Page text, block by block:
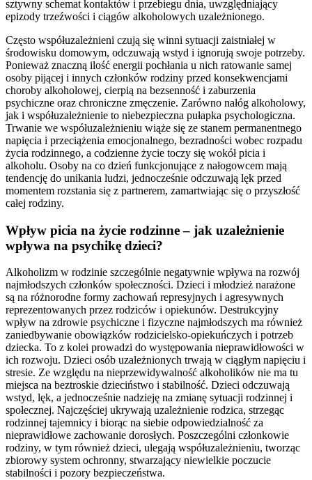
sztywny schemat kontaktów i przebiegu dnia, uwzględniający
epizody trzeźwości i ciągów alkoholowych uzależnionego.
Często współuzależnieni czują się winni sytuacji zaistniałej w
środowisku domowym, odczuwają wstyd i ignorują swoje potrzeby.
Ponieważ znaczną ilość energii pochłania u nich ratowanie samej
osoby pijącej i innych członków rodziny przed konsekwencjami
choroby alkoholowej, cierpią na bezsenność i zaburzenia
psychiczne oraz chroniczne zmęczenie. Zarówno nałóg alkoholowy,
jak i współuzależnienie to niebezpieczna pułapka psychologiczna.
Trwanie we współuzależnieniu wiąże się ze stanem permanentnego
napięcia i przeciążenia emocjonalnego, bezradności wobec rozpadu
życia rodzinnego, a codzienne życie toczy się wokół picia i
alkoholu. Osoby na co dzień funkcjonujące z nałogowcem mają
tendencję do unikania ludzi, jednocześnie odczuwają lęk przed
momentem rozstania się z partnerem, zamartwiając się o przyszłość
całej rodziny.
Wpływ picia na życie rodzinne – jak uzależnienie
wpływa na psychikę dzieci?
Alkoholizm w rodzinie szczególnie negatywnie wpływa na rozwój
najmłodszych członków społeczności. Dzieci i młodzież narażone
są na różnorodne formy zachowań represyjnych i agresywnych
reprezentowanych przez rodziców i opiekunów. Destrukcyjny
wpływ na zdrowie psychiczne i fizyczne najmłodszych ma również
zaniedbywanie obowiązków rodzicielsko-opiekuńczych i potrzeb
dziecka. To z kolei prowadzi do występowania nieprawidłowości w
ich rozwoju. Dzieci osób uzależnionych trwają w ciągłym napięciu i
stresie. Ze względu na nieprzewidywalność alkoholików nie ma tu
miejsca na beztroskie dzieciństwo i stabilność. Dzieci odczuwają
wstyd, lęk, a jednocześnie nadzieję na zmianę sytuacji rodzinnej i
społecznej. Najczęściej ukrywają uzależnienie rodzica, strzegąc
rodzinnej tajemnicy i biorąc na siebie odpowiedzialność za
nieprawidłowe zachowanie dorosłych. Poszczególni członkowie
rodziny, w tym również dzieci, ulegają współuzależnieniu, tworząc
zbiorowy system ochronny, stwarzający niewielkie poczucie
stabilności i pozory bezpieczeństwa.